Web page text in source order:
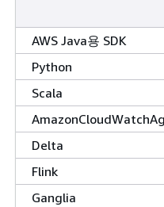
AWS Java용 SDK
Python
Scala
Delta
Flink
Ganglia